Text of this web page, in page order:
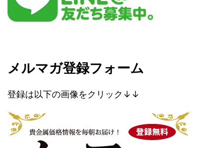
メルマガ登録フォーム
登録は以下の画像をクリック↓↓